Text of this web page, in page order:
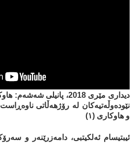
دیداری مێری 2018، پانیلی
نێودەوڵەتیەکان لە رۆژهەڵاتی
و هاوکاری (١)
ئیبتیسام ئەلکیتبی، دامەزرێنەر و